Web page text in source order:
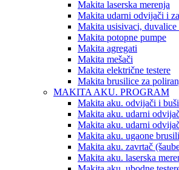
Makita laserska merenja
Makita udarni odvijači i
Makita usisivaci, duvalice
Makita potopne pumpe
Makita agregati
Makita mešači
Makita električne testere
Makita brusilice za
MAKITA AKU. PROGRAM
Makita aku. odvijači i
Makita aku. udarni
Makita aku. udarni
Makita aku. ugaone
Makita aku. zavrtač
Makita aku. laserska